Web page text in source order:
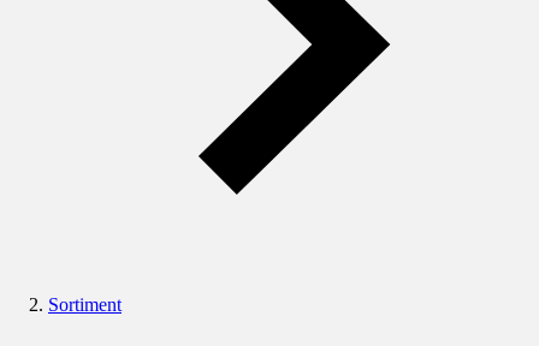
Sortiment